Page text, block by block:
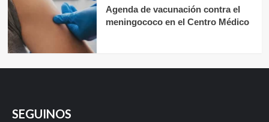
Agenda de vacunación contra el
meningococo en el Centro Médico
SEGUINOS